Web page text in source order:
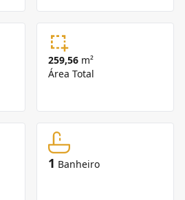
259,56 m²
Área Total
1 Banheiro